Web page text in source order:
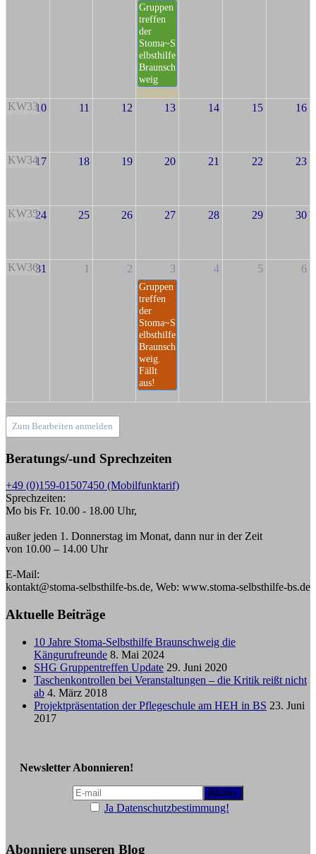
Gruppen
treffen
der
Stoma~S
elbsthilfe
Braunsch
weig
KW3310 11 12 13 14 15 16
KW3417 18 19 20 21 22 23
KW3524 25 26 27 28 29 30
KW3631 1 2 3
Gruppen
treffen
der
Stoma~S
elbsthilfe
Braunsch
weig.
Fällt
aus!
4 5 6
Zum Bearbeiten anmelden
Beratungs/-und Sprechzeiten
+49 (0)159-01507450 (Mobilfunktarif)
Sprechzeiten:
Mo bis Fr. 10.00 - 18.00 Uhr,
außer jeden 1. Donnerstag im Monat, dann nur in der Zeit
von 10.00 – 14.00 Uhr
E-Mail:
kontakt@stoma-selbsthilfe-bs.de, Web: www.stoma-selbsthilfe-bs.de
Aktuelle Beiträge
10 Jahre Stoma-Selbsthilfe Braunschweig die
Kängurufreunde 8. Mai 2024
SHG Gruppentreffen Update 29. Juni 2020
Taschenkontrollen bei Veranstaltungen – die Kritik reißt nicht
ab 4. März 2018
Projektpräsentation der Pflegeschule am HEH in BS 23. Juni
2017
Newsletter Abonnieren!
Ja Datenschutzbestimmung!
Abonniere unseren Blog